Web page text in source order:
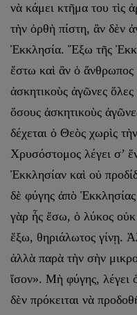
νὰ κάμει κτῆμα του τὶς
τὴν ὀρθὴ πίστη, ἂν δὲν
Ἐκκλησία. Ἔξω τῆς
ἔστω καὶ ἂν ὁ ἄνθρωπος
ἀσκητικοὺς ἀγῶνες
ὅσους ἀσκητικοὺς
δέχεται ὁ Θεὸς χωρὶς
Χρυσόστομος λέγει σ’
Ἐκκλησίαν καὶ οὐ
δὲ φύγης ἀπὸ
γὰρ ἦς ἔσω, ὁ λύκος οὐκ
ἔξω, θηριάλωτος γίνῃ.
ἀλλὰ παρὰ τὴν σὴν
ἴσον». Μὴ φύγης, λέγει
δὲν πρόκειται νὰ